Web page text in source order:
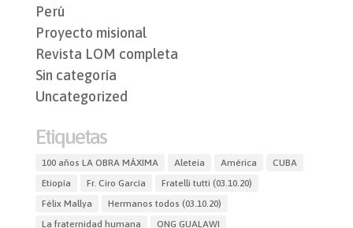
Perú
Proyecto misional
Revista LOM completa
Sin categoría
Uncategorized
Etiquetas
100 años LA OBRA MÁXIMA Aleteia América
CUBA
Etiopía
Fr. Ciro García
Fratelli tutti (03.10.20)
Félix Mallya
Hermanos todos (03.10.20)
La fraternidad humana
ONG GUALAWI